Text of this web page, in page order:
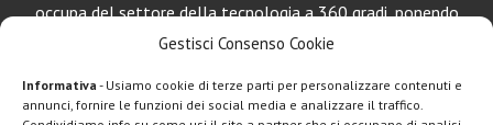
Gestisci Consenso Cookie
Informativa - Usiamo cookie di terze parti per personalizzare contenuti e
annunci, fornire le funzioni dei social media e analizzare il traffico.
occupa del settore della tecnologia a 360 gradi, ponendo
una particolare attenzione al mondo Android, Apple e